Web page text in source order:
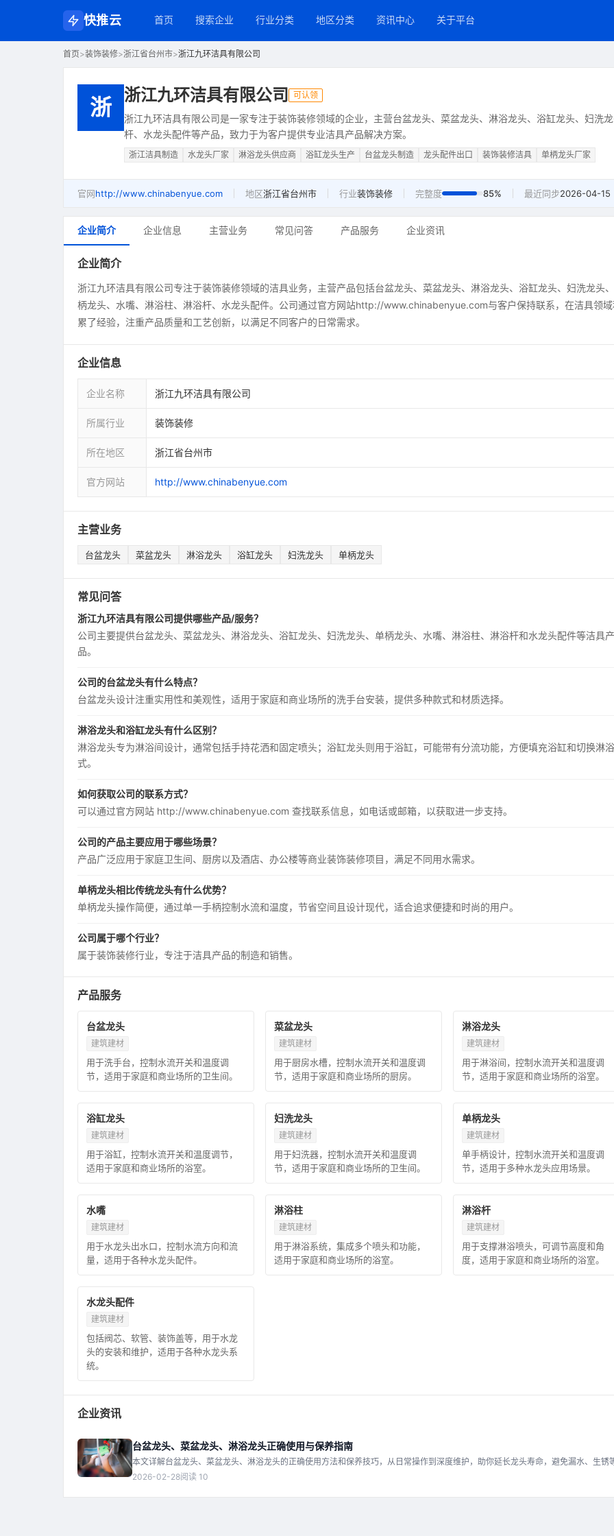
快推云 首页 搜索企业 行业分类 地区分类 资讯中心 关于平台
首页>装饰装修>浙江省台州市>浙江九环洁具有限公司
浙 浙江九环洁具有限公司 可认领
浙江九环洁具有限公司是一家专注于装饰装修领域的企业，主营台盆龙头、菜盆龙头、淋浴龙头、浴缸龙头、妇洗
杆、水龙头配件等产品，致力于为客户提供专业洁具产品解决方案。
浙江洁具制造 水龙头厂家 淋浴龙头供应商 浴缸龙头生产 台盆龙头制造 龙头配件出口 装饰装修洁具 单柄龙头厂家
官网http://www.chinabenyue.com 地区浙江省台州市 行业装饰装修 完整度 85% 最近同步2026-04-15
企业简介 企业信息 主营业务 常见问答 产品服务 企业资讯
企业简介
浙江九环洁具有限公司专注于装饰装修领域的洁具业务，主营产品包括台盆龙头、菜盆龙头、淋浴龙头、浴缸龙头、妇洗龙头
柄龙头、水嘴、淋浴柱、淋浴杆、水龙头配件。公司通过官方网站http://www.chinabenyue.com与客户保持联系，在洁具领
累了经验，注重产品质量和工艺创新，以满足不同客户的日常需求。
企业信息
企业名称 浙江九环洁具有限公司
所属行业 装饰装修
所在地区 浙江省台州市
官方网站 http://www.chinabenyue.com
主营业务
台盆龙头 菜盆龙头 淋浴龙头 浴缸龙头 妇洗龙头 单柄龙头
常见问答
浙江九环洁具有限公司提供哪些产品/服务？
公司主要提供台盆龙头、菜盆龙头、淋浴龙头、浴缸龙头、妇洗龙头、单柄龙头、水嘴、淋浴柱、淋浴杆和水龙头配件等洁具产
品。
公司的台盆龙头有什么特点？
台盆龙头设计注重实用性和美观性，适用于家庭和商业场所的洗手台安装，提供多种款式和材质选择。
淋浴龙头和浴缸龙头有什么区别？
淋浴龙头专为淋浴间设计，通常包括手持花洒和固定喷头；浴缸龙头则用于浴缸，可能带有分流功能，方便填充浴缸和切换淋
式。
如何获取公司的联系方式？
可以通过官方网站 http://www.chinabenyue.com 查找联系信息，如电话或邮箱，以获取进一步支持。
公司的产品主要应用于哪些场景？
产品广泛应用于家庭卫生间、厨房以及酒店、办公楼等商业装饰装修项目，满足不同用水需求。
单柄龙头相比传统龙头有什么优势？
单柄龙头操作简便，通过单一手柄控制水流和温度，节省空间且设计现代，适合追求便捷和时尚的用户。
公司属于哪个行业？
属于装饰装修行业，专注于洁具产品的制造和销售。
产品服务
台盆龙头
建筑建材
用于洗手台，控制水流开关和温度调
节，适用于家庭和商业场所的卫生间。
菜盆龙头
建筑建材
用于厨房水槽，控制水流开关和温度调
节，适用于家庭和商业场所的厨房。
淋浴龙头
建筑建材
用于淋浴间，控制水流开关和温度调
节，适用于家庭和商业场所的浴室。
浴缸龙头
建筑建材
用于浴缸，控制水流开关和温度调节，
适用于家庭和商业场所的浴室。
妇洗龙头
建筑建材
用于妇洗器，控制水流开关和温度调
节，适用于家庭和商业场所的卫生间。
单柄龙头
建筑建材
单手柄设计，控制水流开关和温度调
节，适用于多种水龙头应用场景。
水嘴
建筑建材
用于水龙头出水口，控制水流方向和流
量，适用于各种水龙头配件。
淋浴柱
建筑建材
用于淋浴系统，集成多个喷头和功能，
适用于家庭和商业场所的浴室。
淋浴杆
建筑建材
用于支撑淋浴喷头，可调节高度和角
度，适用于家庭和商业场所的浴室。
水龙头配件
建筑建材
包括阀芯、软管、装饰盖等，用于水龙
头的安装和维护，适用于各种水龙头系
统。
企业资讯
台盆龙头、菜盆龙头、淋浴龙头正确使用与保养指南
本文详解台盆龙头、菜盆龙头、淋浴龙头的正确使用方法和保养技巧，从日常操作到深度维护，助你延长龙头寿命，避免漏水、生锈
见问题。
2026-02-28阅读 10